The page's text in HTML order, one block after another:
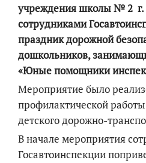
учреждения школы № 2 г.
сотрудниками
праздник дорожной
дошкольников,
«Юные помощники
Мероприятие было
профилактической
детского дорожно-
В начале мероприятия
Госавтоинспекции